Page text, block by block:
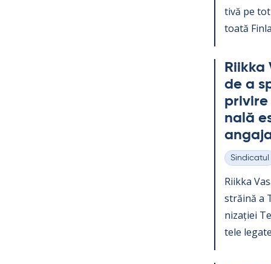
tivă pe
toată
Riikka
de a
nală
Categorii
Sindicatul
Riikka
străină a
nizației
tele